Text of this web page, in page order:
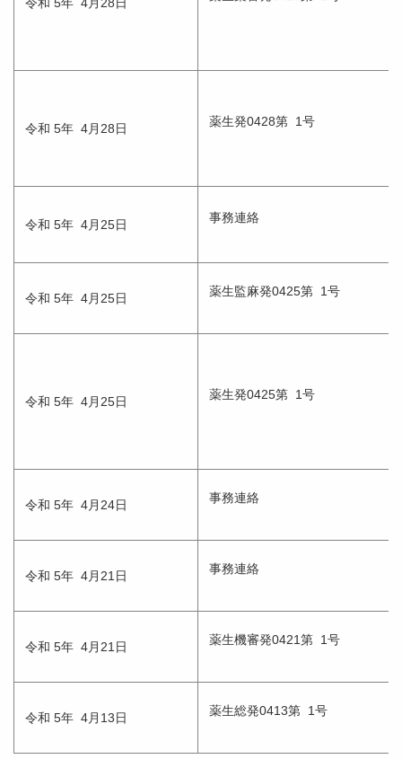
令和 5年 4月28日 薬生発0428第 1号
令和 5年 4月25日 事務連絡
令和 5年 4月25日 薬生監麻発0425第 1号
令和 5年 4月25日 薬生発0425第 1号
令和 5年 4月24日 事務連絡
令和 5年 4月21日 事務連絡
令和 5年 4月21日 薬生機審発0421第 1号
令和 5年 4月13日 薬生総発0413第 1号